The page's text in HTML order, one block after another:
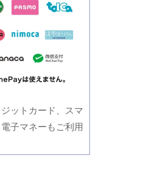
ットカード、スマ
子マネーもご利用